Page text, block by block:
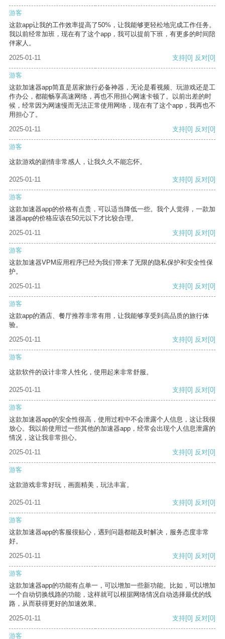
游客
这款app让我的工作效率提高了50%，让我能够更轻松地完成工作任务。
我以前经常加班，现在有了这个app，我可以提前下班，有更多的时间陪
伴家人。
2025-01-11
支持[0] 反对[0]
游客
这款加速器app简直是居家旅行必备神器，无论是看视频、玩游戏还是工
作办公，都能畅享高速网络，再也不用担心网速卡顿了。以前出差的时
候，经常因为网速慢而无法正常使用网络，现在有了这个app，我再也不
用担心了。
2025-01-11
支持[0] 反对[0]
游客
这款游戏的剧情非常感人，让我久久不能忘怀。
2025-01-11 支持[0] 反对[0]
游客
这款加速器app的价格有点贵，可以适当降低一些。我个人觉得，一款加
速器app的价格应该在50元以下才比较合理。
2025-01-11
支持[0] 反对[0]
游客
这款加速器VPM应用程序已经为我们带来了无限的隐私保护和安全性保
护。
2025-01-11
支持[0] 反对[0]
游客
这款app的酒店、餐厅推荐非常有用，让我能够享受到高品质的旅行体
验。
2025-01-11
支持[0] 反对[0]
游客
这款软件的设计非常人性化，使用起来非常舒服。
2025-01-11 支持[0] 反对[0]
游客
这款加速器app的安全性很高，使用过程中不会泄露个人信息，这让我很
放心。我以前使用过一些其他的加速器app，经常会出现个人信息泄露的
情况，这让我非常担心。
2025-01-11
支持[0] 反对[0]
游客
这款游戏非常好玩，画面精美，玩法丰富。
2025-01-11 支持[0] 反对[0]
游客
这款加速器app的客服很贴心，遇到问题都能及时解决，服务态度非常
好。
2025-01-11
支持[0] 反对[0]
游客
这款加速器app的功能有点单一，可以增加一些新功能。比如，可以增加
一个自动切换线路的功能，这样就可以根据网络情况自动选择最优的线
路，从而获得更好的加速效果。
2025-01-11
支持[0] 反对[0]
游客